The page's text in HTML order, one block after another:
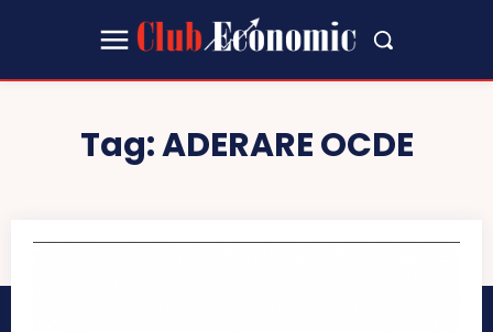
Tag:ADERARE OCDE